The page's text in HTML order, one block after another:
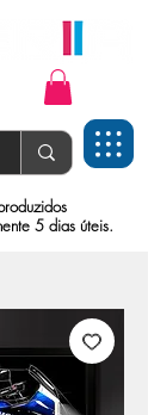
5 dias úteis.